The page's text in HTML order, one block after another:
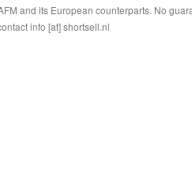
and its European counterparts. No
info [at] shortsell.nl